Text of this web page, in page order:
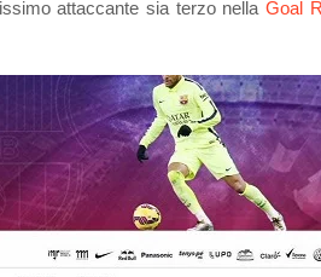
attaccante sia terzo nellaGoal